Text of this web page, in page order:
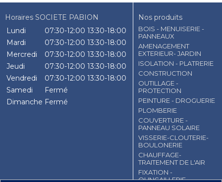
Horaires SOCIETE PABION
Lundi
07:30-12:00 13:30-18:00
Mardi
07:30-12:00 13:30-18:00
Mercredi
07:30-12:00 13:30-18:00
Jeudi
07:30-12:00 13:30-18:00
Vendredi
07:30-12:00 13:30-18:00
Samedi
Fermé
Dimanche Fermé
Nos produits
BOIS - MENUISERIE -
PANNEAUX
AMENAGEMENT
EXTERIEUR- JARDIN
ISOLATION - PLATRERIE
CONSTRUCTION
OUTILLAGE -
PROTECTION
PEINTURE - DROGUERIE
PLOMBERIE
COUVERTURE -
PANNEAU SOLAIRE
VISSERIE-CLOUTERIE-
BOULONERIE
CHAUFFAGE-
TRAITEMENT DE L'AIR
FIXATION -
QUNCAILLERIE